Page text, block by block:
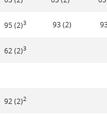
95 (2)3 93 (2)
62 (2)3
92 (2)2